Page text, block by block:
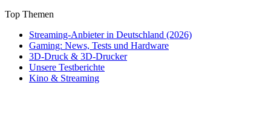
Top Themen
Streaming-Anbieter in Deutschland (2026)
Gaming: News, Tests und Hardware
3D-Druck & 3D-Drucker
Unsere Testberichte
Kino & Streaming